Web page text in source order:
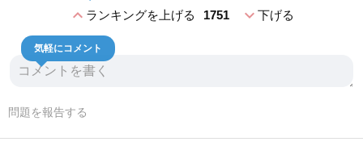
expand_lessランキングを上げる 1751 expand_more下げる
気軽にコメント
問題を報告する